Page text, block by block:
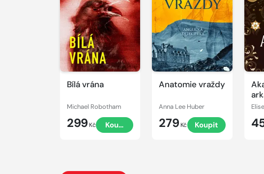
Bílá vrána
Michael Robotham
299 Kč Koupit
Anatomie vraždy
Anna Lee Huber
279 Kč Koupit